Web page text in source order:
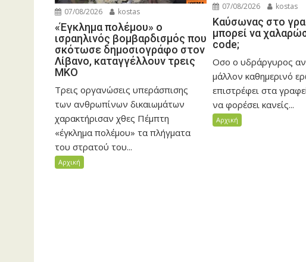
07/08/2026 kostas
«Έγκλημα πολέμου» ο
ισραηλινός βομβαρδισμός που
σκότωσε δημοσιογράφο στον
Λίβανο, καταγγέλλουν τρεις
ΜΚΟ
Τρεις οργανώσεις υπεράσπισης
των ανθρωπίνων δικαιωμάτων
χαρακτήρισαν χθες Πέμπτη
«έγκλημα πολέμου» τα πλήγματα
του στρατού του...
Αρχική
07/08/2026 kostas
Καύσωνας στο
μπορεί να
code;
Οσο ο υδράργυρος
μάλλον καθημερινό
επιστρέφει στα
να φορέσει κανείς...
Αρχική